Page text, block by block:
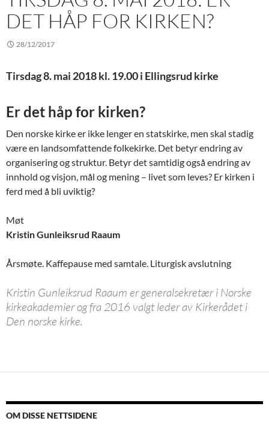
DET HÅP FOR KIRKEN?
28/12/2017
Tirsdag 8. mai 2018 kl. 19.00 i Ellingsrud kirke
Er det håp for kirken?
Den norske kirke er ikke lenger en statskirke, men skal stadig
være en landsomfattende folkekirke. Det betyr endring av
organisering og struktur. Betyr det samtidig også endring av
innhold og visjon, mål og mening – livet som leves? Er kirken i
ferd med å bli uviktig?
Møt
Kristin Gunleiksrud Raaum
Årsmøte. Kaffepause med samtale. Liturgisk avslutning
Kristin Gunleiksrud Raaum er generalsekretær i Norske
kirkeakademier og fra 2016 valgt leder av Kirkerådet i
Den norske kirke.
OM DISSE NETTSIDENE